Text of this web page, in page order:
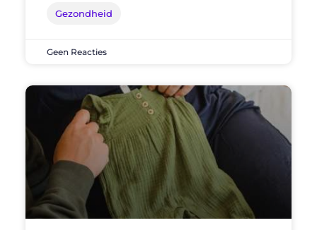
Gezondheid
Geen Reacties